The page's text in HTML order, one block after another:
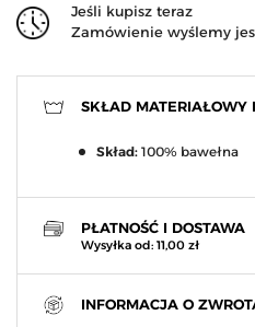
Jeśli kupisz teraz
Zamówienie wyślemy
SKŁAD MATERIAŁOWY
Skład: 100% bawełna
PŁATNOŚĆ I DOSTAWA
Wysyłka od: 11,00 zł
INFORMACJA O